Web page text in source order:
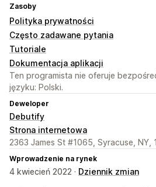
Zasoby
Polityka prywatności
Często zadawane pytania
Tutoriale
Dokumentacja aplikacji
Ten programista nie oferuje
języku: Polski.
Deweloper
Debutify
Strona internetowa
2363 James St #1065, Syracuse, NY,
Wprowadzenie na rynek
4 kwiecień 2022 · Dziennik zmian